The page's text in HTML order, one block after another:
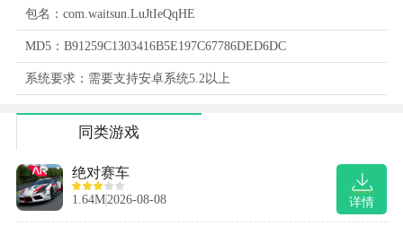
包名：com.waitsun.LuJtIeQqHE
MD5：B91259C1303416B5E197C67786DED6DC
系统要求：需要支持安卓系统5.2以上
同类游戏
详情
绝对赛车
1.64M2026-08-08